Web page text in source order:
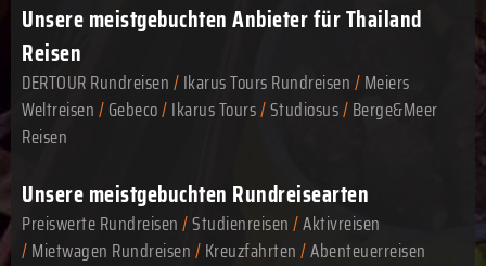
Unsere meistgebuchten Anbieter für Thailand
Reisen
DERTOUR Rundreisen/Ikarus Tours Rundreisen/Meiers
Weltreisen/Gebeco/Ikarus Tours/Studiosus/Berge&Meer
Reisen
Unsere meistgebuchten Rundreisearten
Preiswerte Rundreisen/Studienreisen/Aktivreisen
/Mietwagen Rundreisen/Kreuzfahrten/Abenteuerreisen